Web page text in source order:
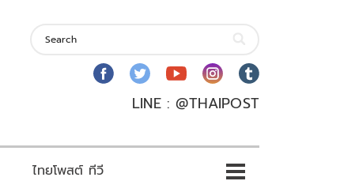
LINE : @THAIPOST
ไทยโพสต์ ทีวี